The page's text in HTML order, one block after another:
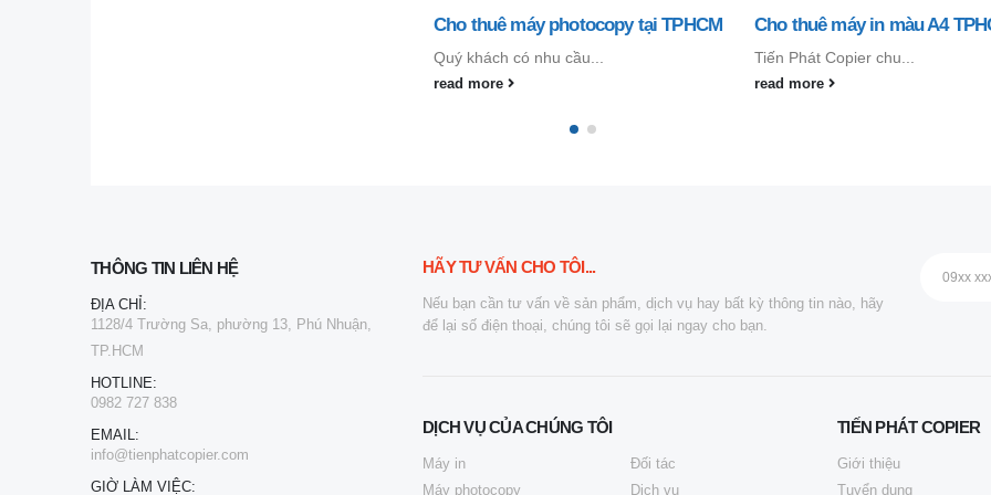
Cho thuê máy in màu A4 TPHCM
Tiến Phát Copier chu...
read more
THÔNG TIN LIÊN HỆ
ĐỊA CHỈ:
1128/4 Trường Sa, phường 13, Phú Nhuận,
TP.HCM
HOTLINE:
0982 727 838
EMAIL:
info@tienphatcopier.com
GIỜ LÀM VIỆC:
HÃY TƯ VẤN CHO TÔI...
Nếu bạn cần tư vấn về sản phẩm, dịch vụ hay bất kỳ thông tin nào, hãy
để lại số điện thoại, chúng tôi sẽ gọi lại ngay cho bạn.
DỊCH VỤ CỦA CHÚNG TÔI
Máy in
Máy photocopy
Đối tác
Dịch vụ
TIẾN PHÁT COPIER
Giới thiệu
Tuyển dụng